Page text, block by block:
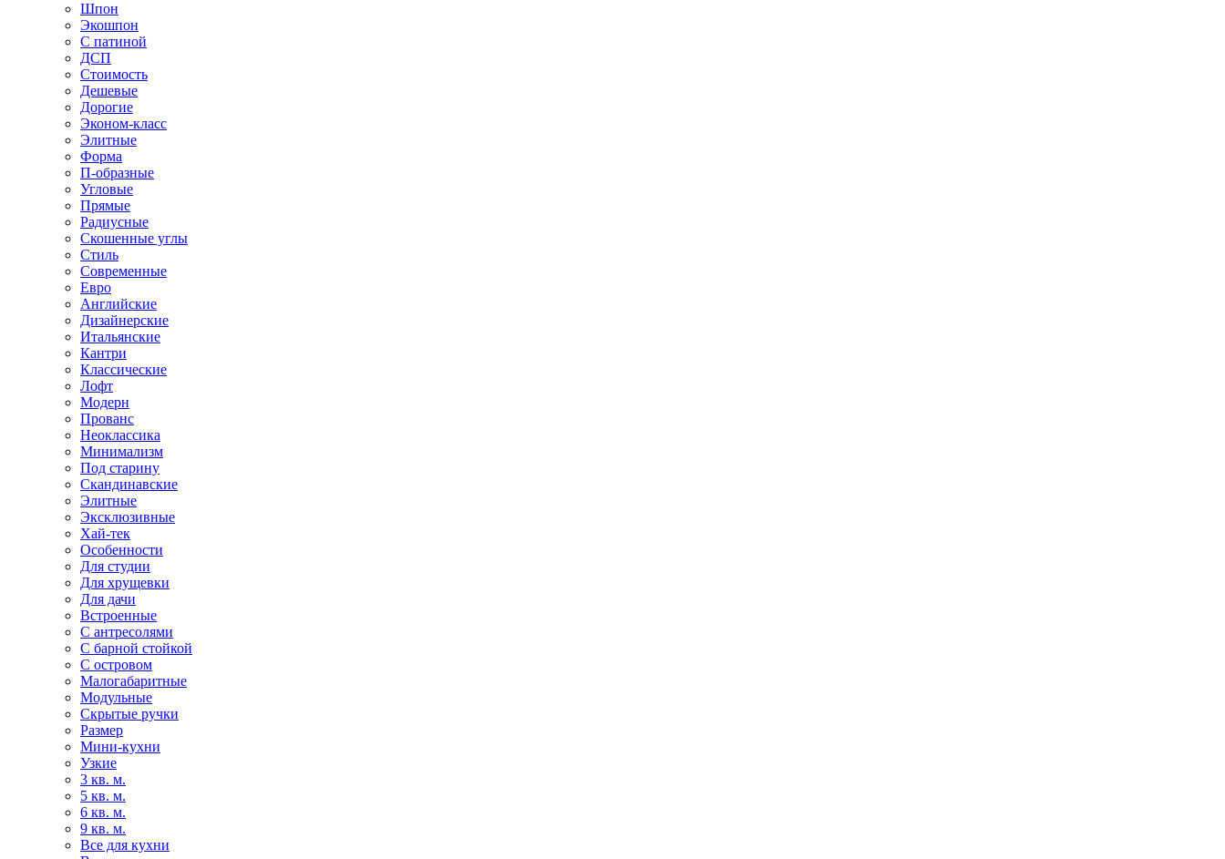
Шпон
Экошпон
С патиной
ДСП
Стоимость
Дешевые
Дорогие
Эконом-класс
Элитные
Форма
П-образные
Угловые
Прямые
Радиусные
Скошенные углы
Стиль
Современные
Евро
Английские
Дизайнерские
Итальянские
Кантри
Классические
Лофт
Модерн
Прованс
Неоклассика
Минимализм
Под старину
Скандинавские
Элитные
Эксклюзивные
Хай-тек
Особенности
Для студии
Для хрущевки
Для дачи
Встроенные
С антресолями
С барной стойкой
С островом
Малогабаритные
Модульные
Скрытые ручки
Размер
Мини-кухни
Узкие
3 кв. м.
5 кв. м.
6 кв. м.
9 кв. м.
Все для кухни